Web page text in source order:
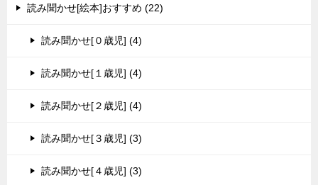
読み聞かせ[絵本]おすすめ (22)
読み聞かせ[０歳児] (4)
読み聞かせ[１歳児] (4)
読み聞かせ[２歳児] (4)
読み聞かせ[３歳児] (3)
読み聞かせ[４歳児] (3)